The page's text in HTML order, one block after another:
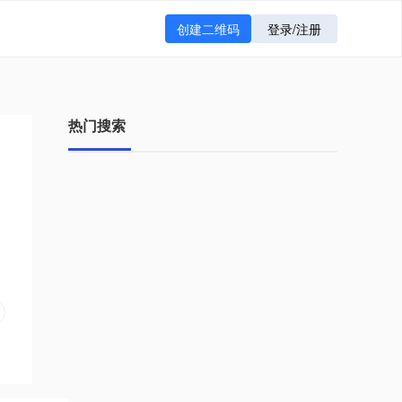
创建二维码 登录/注册
热门搜索